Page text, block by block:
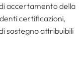
accertamento della
certificazioni,
sostegno attribuibili